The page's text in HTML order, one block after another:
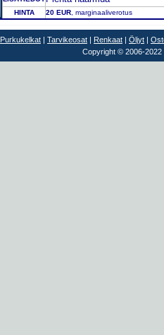
HINTA 20 EUR , marginaaliverotus
Purkukelkat | Tarvikeosat | Renkaat | Öljyt |
Copyright © 2006-2022